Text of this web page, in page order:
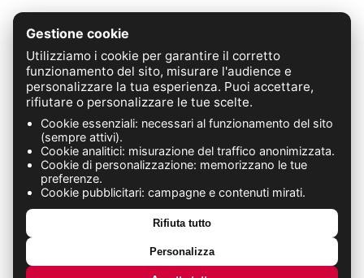
Protezione dei dati
Condizioni Generali di Vendita
Contattaci
FABRICATION FRANÇAISE
Gestione cookie
Utilizziamo i cookie per garantire il corretto
funzionamento del sito, misurare l'audience e
personalizzare la tua esperienza. Puoi accettare,
rifiutare o personalizzare le tue scelte.
Cookie essenziali: necessari al funzionamento del sito
(sempre attivi).
Cookie analitici: misurazione del traffico anonimizzata.
Cookie di personalizzazione: memorizzano le tue
preferenze.
Cookie pubblicitari: campagne e contenuti mirati.
Rifiuta tutto
Personalizza